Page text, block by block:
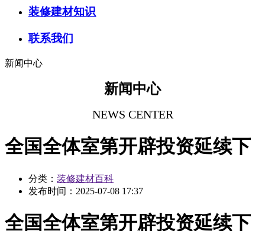
装修建材知识
联系我们
新闻中心
新闻中心
NEWS CENTER
全国全体室第开辟投资延续下
分类： 装修建材百科
发布时间： 2025-07-08 17:37
全国全体室第开辟投资延续下